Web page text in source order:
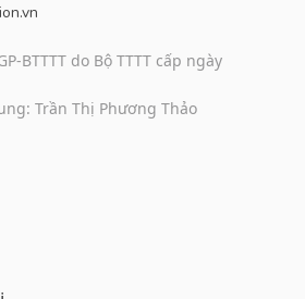
BTTTT do Bộ TTTT cấp ngày
Trần Thị Phương Thảo